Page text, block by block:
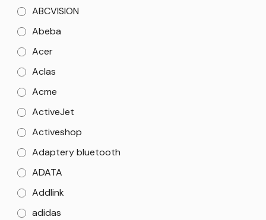
ABCVISION
Abeba
Acer
Aclas
Acme
ActiveJet
Activeshop
Adaptery bluetooth
ADATA
Addlink
adidas